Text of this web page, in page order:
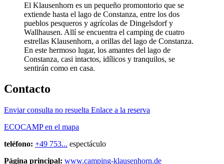
El Klausenhorn es un pequeño promontorio que se
extiende hasta el lago de Constanza, entre los dos
pueblos pesqueros y agrícolas de Dingelsdorf y
Wallhausen. Allí se encuentra el camping de cuatro
estrellas Klausenhorn, a orillas del lago de Constanza.
En este hermoso lugar, los amantes del lago de
Constanza, casi intactos, idílicos y tranquilos, se
sentirán como en casa.
Contacto
Enviar consulta no resuelta Enlace a la reserva
ECOCAMP en el mapa
teléfono: +49 753... espectáculo
Página principal: www.camping-klausenhorn.de